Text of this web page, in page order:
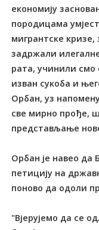
економију
породицама
мигрантске
задржали
рата, учинили
изван сукоба и
Орбан, уз
све мирно прође,
представљање
Орбан је навео да
петицију на
поново да одоли
"Вјерујемо да се